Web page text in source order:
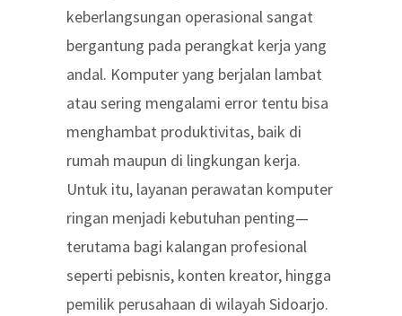
keberlangsungan operasional sangat
bergantung pada perangkat kerja yang
andal. Komputer yang berjalan lambat
atau sering mengalami error tentu bisa
menghambat produktivitas, baik di
rumah maupun di lingkungan kerja.
Untuk itu, layanan perawatan komputer
ringan menjadi kebutuhan penting—
terutama bagi kalangan profesional
seperti pebisnis, konten kreator, hingga
pemilik perusahaan di wilayah Sidoarjo.